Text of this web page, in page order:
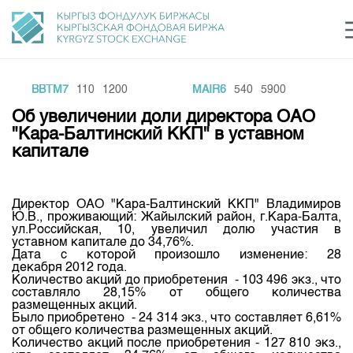
Финансовый рынок KG login Рус Кыр
О нас
Общая информация
Акционеры
Руководство
Внутренний аудитор
Комитеты
Участники торгов
Направления
Товарно-сырьевой сектор
Листинг
Центр раскрытия информации
Тарифы
Аналитика
Нормативная база
Биржевая деятельность
Депозитарная деятельность
Центр раскрытия информации
Статистика торгов
Итоги последних торгов
Архив торгов
Учебный центр
Общая информация
BBTM7 110 1200 MAIR6 540 5900
Об увеличении доли директора ОАО
"Кара-Балтинский ККП" в уставном
капитале
Директор ОАО "Кара-Балтинский ККП" Владимиров
Ю.В., проживающий: Жайылский район, г.Кара-Балта,
ул.Российская, 10, увеличил долю участия в
уставном капитале до 34,76%.
Дата с которой произошло изменение: 28
декабря 2012 года.
Количество акций до приобретения - 103 496 экз., что
составляло 28,15% от общего количества
размещенных акций.
Было приобретено - 24 314 экз., что составляет 6,61%
от общего количества размещенных акций.
Количество акций после приобретения - 127 810 экз.,